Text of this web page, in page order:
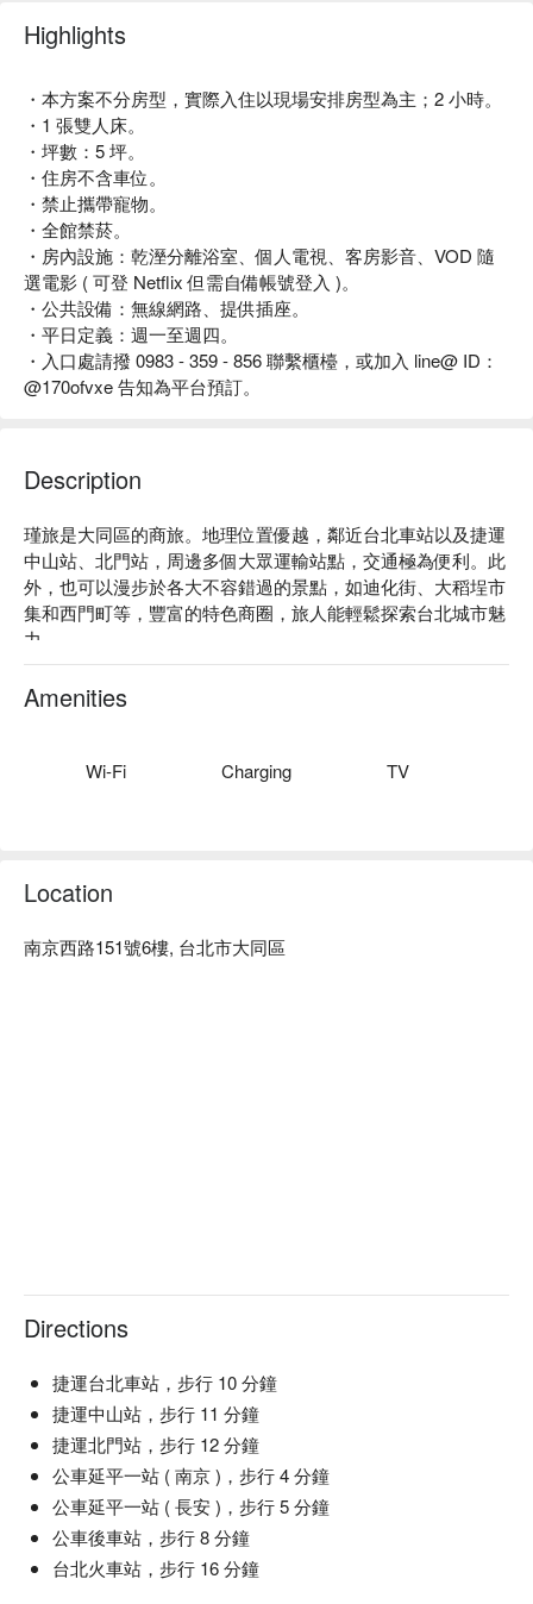
Highlights
・本方案不分房型，實際入住以現場安排房型為主；2 小時。
・1 張雙人床。
・坪數：5 坪。
・住房不含車位。
・禁止攜帶寵物。
・全館禁菸。
・房內設施：乾溼分離浴室、個人電視、客房影音、VOD 隨
選電影 ( 可登 Netflix 但需自備帳號登入 )。
・公共設備：無線網路、提供插座。
・平日定義：週一至週四。
・入口處請撥 0983 - 359 - 856 聯繫櫃檯，或加入 line@ ID：
@170ofvxe 告知為平台預訂。
Description
瑾旅是大同區的商旅。地理位置優越，鄰近台北車站以及捷運
中山站、北門站，周邊多個大眾運輸站點，交通極為便利。此
外，也可以漫步於各大不容錯過的景點，如迪化街、大稻埕市
集和西門町等，豐富的特色商圈，旅人能輕鬆探索台北城市魅
力。
瑾旅評價：Google 4.9 星
瑾旅推薦：提供高品質休憩體驗，房型皆經過精心布置，設計
差，都將留下難忘美好回憶。
Amenities
Wi-Fi Charging TV
Location
南京西路151號6樓, 台北市大同區
Directions
捷運台北車站，步行 10 分鐘
捷運中山站，步行 11 分鐘
捷運北門站，步行 12 分鐘
公車延平一站 ( 南京 )，步行 4 分鐘
公車延平一站 ( 長安 )，步行 5 分鐘
公車後車站，步行 8 分鐘
台北火車站，步行 16 分鐘